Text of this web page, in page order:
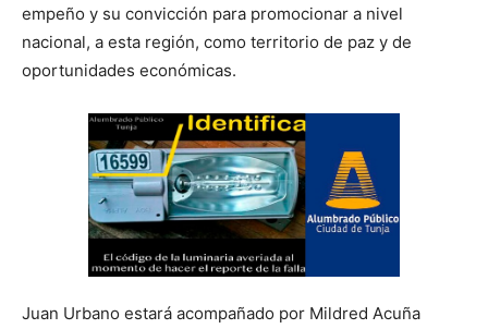
empeño y su convicción para promocionar a nivel
nacional, a esta región, como territorio de paz y de
oportunidades económicas.
Juan Urbano estará acompañado por Mildred Acuña